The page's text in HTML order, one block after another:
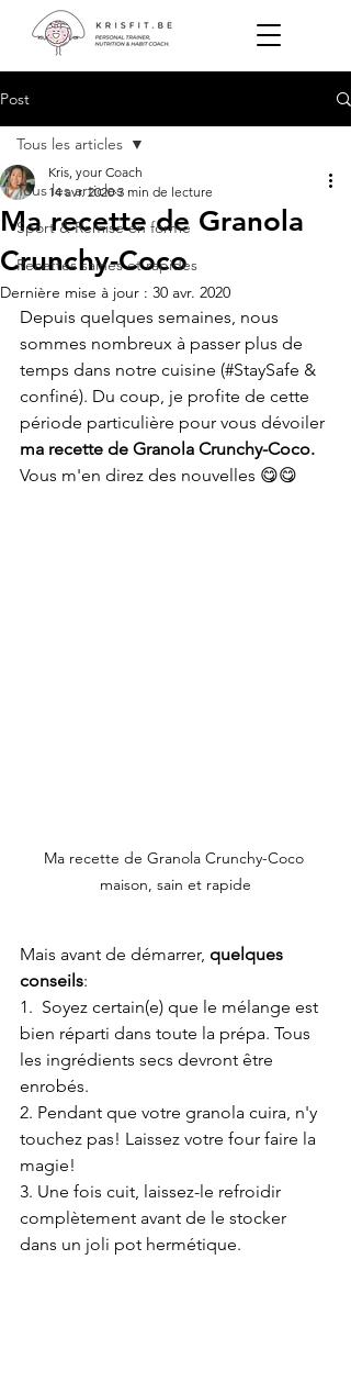
Post
Tous les articles
Sport & Remise en forme
Recettes saines et rapides
Tous les articles
Ma recette de Granola
Crunchy-Coco
Kris, your Coach
14 avr. 2020 3 min de lecture
Dernière mise à jour : 30 avr. 2020
Depuis quelques semaines, nous
sommes nombreux à passer plus de
temps dans notre cuisine (#StaySafe &
confiné). Du coup, je profite de cette
période particulière pour vous dévoiler
ma recette de Granola Crunchy-Coco.
Vous m'en direz des nouvelles 😋😋
Ma recette de Granola Crunchy-Coco
maison, sain et rapide
Mais avant de démarrer, quelques
conseils:
1.  Soyez certain(e) que le mélange est
bien réparti dans toute la prépa. Tous
les ingrédients secs devront être
enrobés.
2. Pendant que votre granola cuira, n'y
touchez pas! Laissez votre four faire la
magie!
3. Une fois cuit, laissez-le refroidir
complètement avant de le stocker
dans un joli pot hermétique.